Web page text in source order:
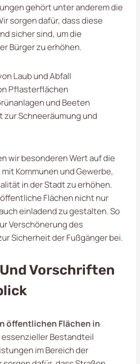
gehört unter anderem die
sorgen dafür, dass diese
sicher sind, um die
Bürger zu erhöhen.
Laub und Abfall
Pflasterflächen
und Beeten
Schneeräumung und
wir besonderen Wert auf die
Kommunen und Gewerbe,
in der Stadt zu erhöhen.
Flächen nicht nur
einladend zu gestalten. So
Verschönerung des
Sicherheit der Fußgänger bei.
Vorschriften
öffentlichen Flächen in
essenzieller Bestandteil
im Bereich der